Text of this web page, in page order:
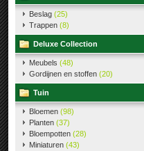
Beslag (25)
Trappen (8)
Deluxe Collection
Meubels (48)
Gordijnen en stoffen (20)
Tuin
Bloemen (98)
Planten (37)
Bloempotten (28)
Miniaturen (43)